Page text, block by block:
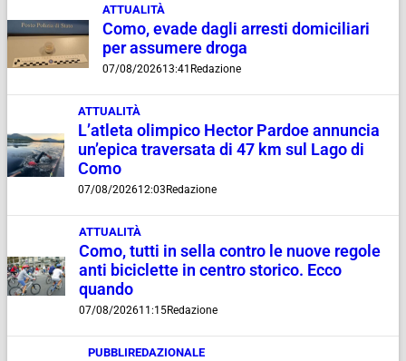
ATTUALITÀ
Como, evade dagli arresti domiciliari
per assumere droga
07/08/202613:41 Redazione
ATTUALITÀ
L’atleta olimpico Hector Pardoe annuncia
un’epica traversata di 47 km sul Lago di
Como
07/08/202612:03 Redazione
ATTUALITÀ
Como, tutti in sella contro le nuove regole
anti biciclette in centro storico. Ecco
quando
07/08/202611:15Redazione
PUBBLIREDAZIONALE